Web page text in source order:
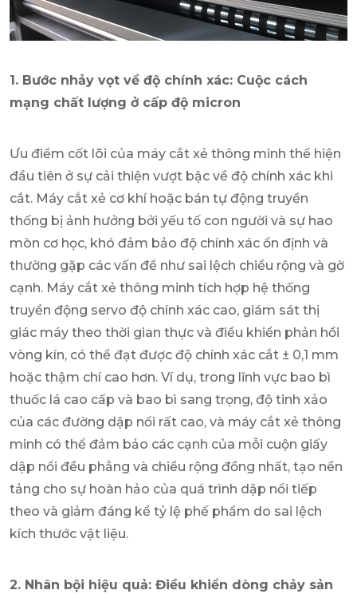
1. Bước nhảy vọt về độ chính xác: Cuộc cách
mạng chất lượng ở cấp độ micron
Ưu điểm cốt lõi của máy cắt xẻ thông minh thể hiện
đầu tiên ở sự cải thiện vượt bậc về độ chính xác khi
cắt. Máy cắt xẻ cơ khí hoặc bán tự động truyền
thống bị ảnh hưởng bởi yếu tố con người và sự hao
mòn cơ học, khó đảm bảo độ chính xác ổn định và
thường gặp các vấn đề như sai lệch chiều rộng và gờ
cạnh. Máy cắt xẻ thông minh tích hợp hệ thống
truyền động servo độ chính xác cao, giám sát thị
giác máy theo thời gian thực và điều khiển phản hồi
vòng kín, có thể đạt được độ chính xác cắt ± 0,1 mm
hoặc thậm chí cao hơn. Ví dụ, trong lĩnh vực bao bì
thuốc lá cao cấp và bao bì sang trọng, độ tinh xảo
của các đường dập nổi rất cao, và máy cắt xẻ thông
minh có thể đảm bảo các cạnh của mỗi cuộn giấy
dập nổi đều phẳng và chiều rộng đồng nhất, tạo nền
tảng cho sự hoàn hảo của quá trình dập nổi tiếp
theo và giảm đáng kể tỷ lệ phế phẩm do sai lệch
kích thước vật liệu.
2. Nhân bội hiệu quả: Điều khiển dòng chảy sản